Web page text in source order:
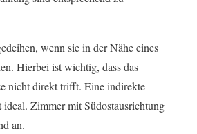
wenn sie in der Nähe eines
Hierbei ist wichtig, dass das
nicht direkt trifft. Eine indirekte
ideal. Zimmer mit Südostausrichtung
an.